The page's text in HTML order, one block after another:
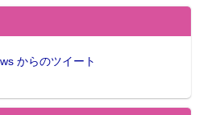
ったらフォローしよう
からのツイート